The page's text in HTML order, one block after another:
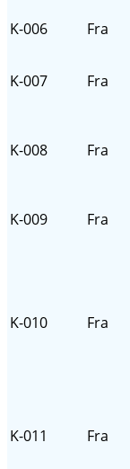
K-006 Fra
K-007 Fra
K-008 Fra
K-009 Fra
K-010 Fra
K-011 Fra